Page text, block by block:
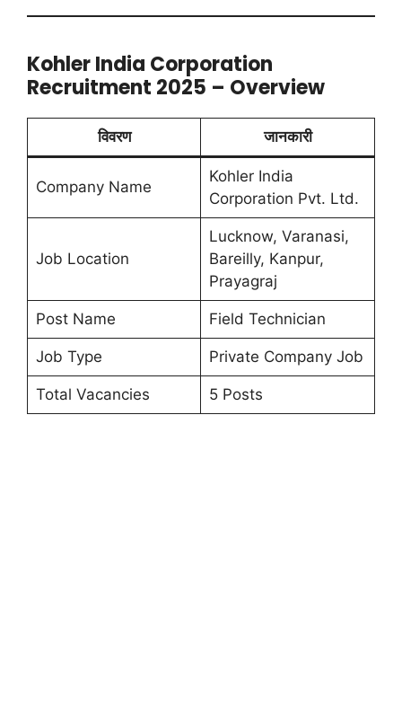
Kohler India Corporation
Recruitment 2025 – Overview
विवरण जानकारी
Company Name
Kohler India
Corporation Pvt. Ltd.
Job Location
Lucknow, Varanasi,
Bareilly, Kanpur,
Prayagraj
Post Name Field Technician
Job Type Private Company Job
Total Vacancies 5 Posts